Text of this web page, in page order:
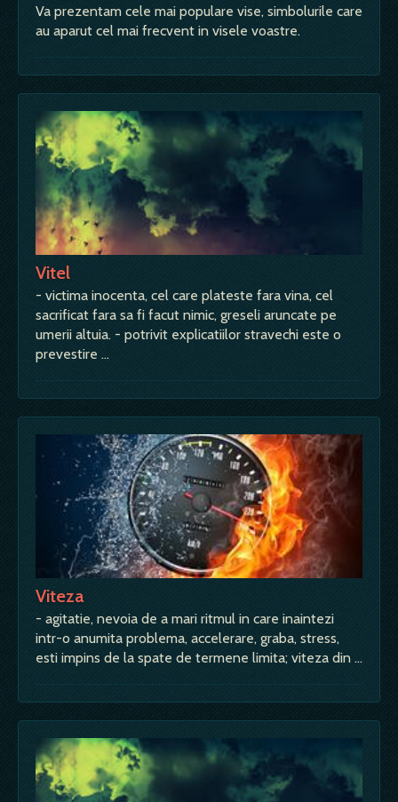
Va prezentam cele mai populare vise, simbolurile care
au aparut cel mai frecvent in visele voastre.
Vitel
- victima inocenta, cel care plateste fara vina, cel
sacrificat fara sa fi facut nimic, greseli aruncate pe
umerii altuia. - potrivit explicatiilor stravechi este o
prevestire …
Viteza
- agitatie, nevoia de a mari ritmul in care inaintezi
intr-o anumita problema, accelerare, graba, stress,
esti impins de la spate de termene limita; viteza din …